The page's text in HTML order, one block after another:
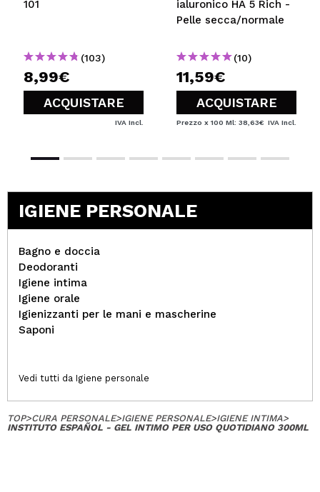
101
(103)
8,99€
ACQUISTARE
IVA Incl.
ialuronico HA 5 Rich -
Pelle secca/normale
(10)
11,59€
ACQUISTARE
Prezzo x 100 Ml: 38,63€ IVA Incl.
IGIENE PERSONALE
Bagno e doccia
Deodoranti
Igiene intima
Igiene orale
Igienizzanti per le mani e mascherine
Saponi
Vedi tutti da Igiene personale
TOP>CURA PERSONALE>IGIENE PERSONALE>IGIENE INTIMA>
INSTITUTO ESPAÑOL - GEL INTIMO PER USO QUOTIDIANO 300ML